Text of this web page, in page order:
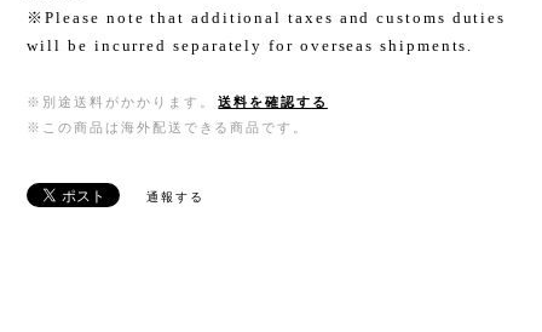
※Please note that additional taxes and customs duties
will be incurred separately for overseas shipments.
※別途送料がかかります。
送料を確認する
※この商品は海外配送できる商品です。
通報する